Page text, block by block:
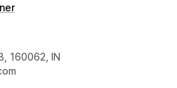
160062, IN